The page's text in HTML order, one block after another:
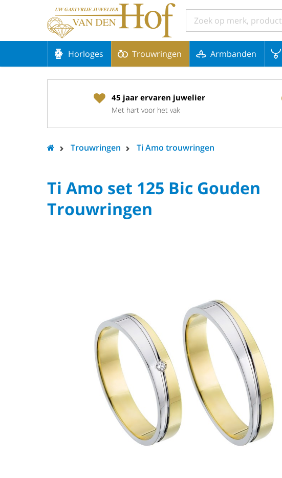
Horloges Trouwringen Armbanden
45 jaar ervaren juwelier
Met hart voor het vak
Trouwringen Ti Amo trouwringen
Ti Amo set 125 Bic Gouden
Trouwringen